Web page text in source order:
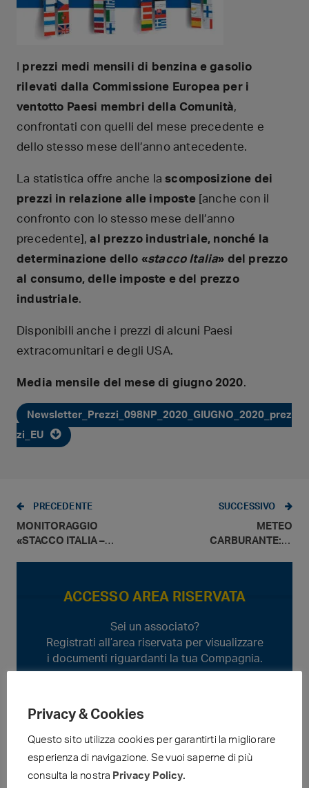
prezzi medi mensili di benzina e gasolio
rilevati dalla Commissione Europea per i
ventotto Paesi membri della Comunità,
confrontati con quelli del mese precedente e
dello stesso mese dell’anno antecedente.
La statistica offre anche lascomposizione dei
prezzi in relazione alle imposte[anche con il
confronto con lo stesso mese dell’anno
precedente],al prezzo industriale, nonché la
determinazione dello «stacco Italia» del prezzo
al consumo, delle imposte e del prezzo
industriale.
Disponibili anche i prezzi di alcuni Paesi
extracomunitari e degli USA.
Media mensile del mese di giugno 2020.
Newsletter_Prezzi_098NP_2020_GIUGNO_2020_prez
zi_EU
PRECEDENTE
MONITORAGGIO
«STACCO ITALIA –
SUCCESSIVO
METEO
CARBURANTE: IL
ACCESSO AREA RISERVATA
Sei un associato?
Registrati all’area riservata per visualizzare
i documenti riguardanti la tua Compagnia.
Privacy & Cookies
Questo sito utilizza cookies per garantirti la migliorare
esperienza di navigazione. Se vuoi saperne di più
consulta la nostra Privacy Policy.